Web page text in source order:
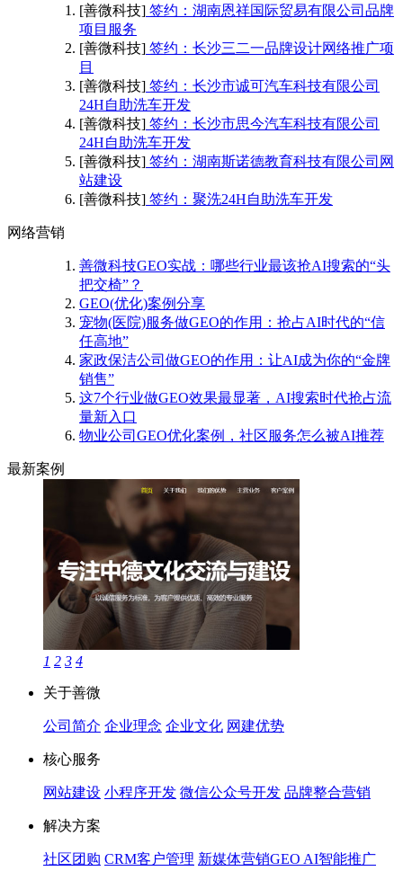
[善微科技] 签约：湖南恩祥国际贸易有限公司品牌
项目服务
[善微科技] 签约：长沙三二一品牌设计网络推广项
目
[善微科技] 签约：长沙市诚可汽车科技有限公司
24H自助洗车开发
[善微科技] 签约：长沙市思今汽车科技有限公司
24H自助洗车开发
[善微科技] 签约：湖南斯诺德教育科技有限公司网
站建设
[善微科技] 签约：聚洗24H自助洗车开发
网络营销
善微科技GEO实战：哪些行业最该抢AI搜索的“头
把交椅”？
GEO(优化)案例分享
宠物(医院)服务做GEO的作用：抢占AI时代的“信
任高地”
家政保洁公司做GEO的作用：让AI成为你的“金牌
销售”
这7个行业做GEO效果最显著，AI搜索时代抢占流
量新入口
物业公司GEO优化案例，社区服务怎么被AI推荐
最新案例
1 2 3 4
关于善微
公司简介 企业理念 企业文化 网建优势
核心服务
网站建设 小程序开发 微信公众号开发 品牌整合营销
解决方案
社区团购 CRM客户管理 新媒体营销GEO AI智能推广